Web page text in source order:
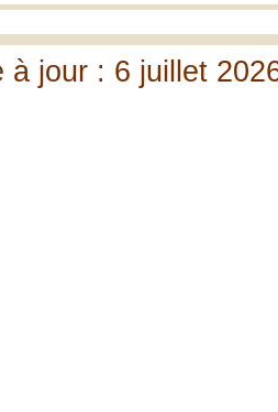
à jour : 6 juillet